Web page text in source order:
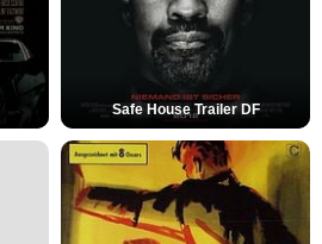
Safe House Trailer DF